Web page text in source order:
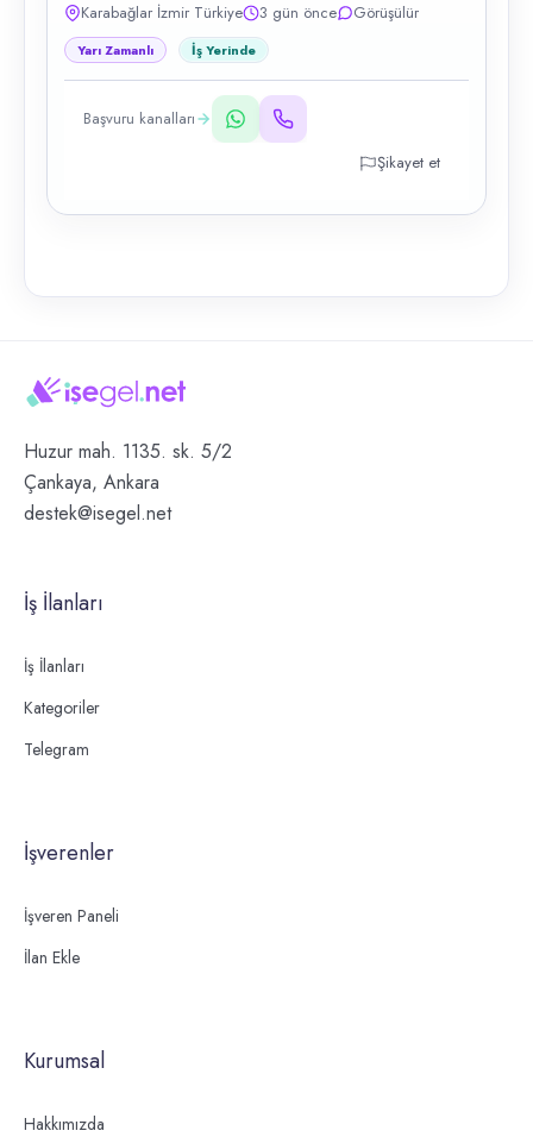
Karabağlar İzmir Türkiye
3 gün önce Görüşülür
Yarı Zamanlı İş Yerinde
Başvuru kanalları
Şikayet et
Huzur mah. 1135. sk. 5/2
Çankaya, Ankara
destek@isegel.net
İş İlanları
İş İlanları
Kategoriler
Telegram
İşverenler
İşveren Paneli
İlan Ekle
Kurumsal
Hakkımızda